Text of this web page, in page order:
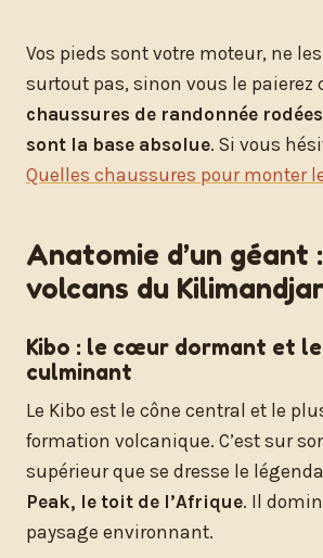
Vos pieds sont votre moteur, ne
surtout pas, sinon vous le paierez
chaussures de randonnée
sont la base absolue. Si vous
Quelles chaussures pour monter
Anatomie d’un géant
volcans du
Kibo : le cœur dormant et
culminant
Le Kibo est le cône central et le
formation volcanique. C’est sur
supérieur que se dresse le
Peak, le toit de l’Afrique. Il
paysage environnant.